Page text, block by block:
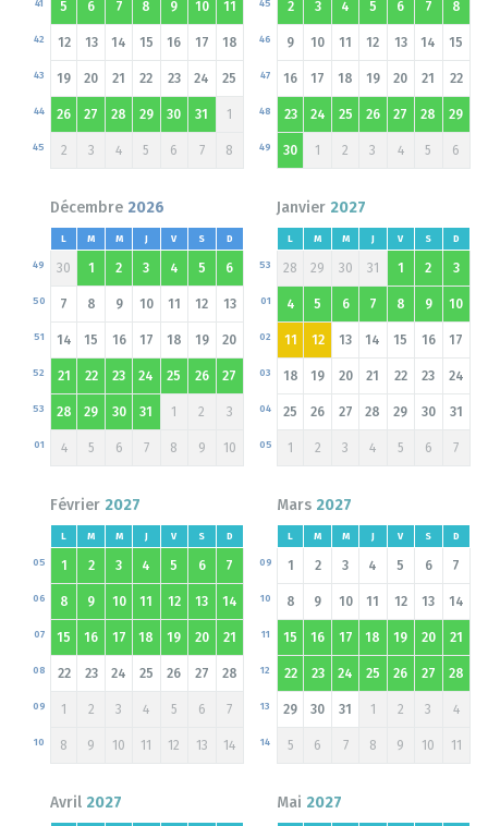
5
41 6 7 8 9 10 11
12
42 13 14 15 16 17 18
19
43 20 21 22 23 24 25
26
44 27 28 29 30 31 1
2
45 3 4 5 6 7 8
2
45 3 4 5 6 7 8
9
46 10 11 12 13 14 15
16
47 17 18 19 20 21 22
23
48 24 25 26 27 28 29
30
49 1 2 3 4 5 6
Décembre 2026
L M M J V S D
30
49 1 2 3 4 5 6
7
50 8 9 10 11 12 13
14
51 15 16 17 18 19 20
21
52 22 23 24 25 26 27
28
53 29 30 31 1 2 3
4
01 5 6 7 8 9 10
Janvier 2027
L M M J V S D
28
53 29 30 31 1 2 3
4
01 5 6 7 8 9 10
11
02 12 13 14 15 16 17
18
03 19 20 21 22 23 24
25
04 26 27 28 29 30 31
1
05 2 3 4 5 6 7
Février 2027
L M M J V S D
1
05 2 3 4 5 6 7
8
06 9 10 11 12 13 14
15
07 16 17 18 19 20 21
22
08 23 24 25 26 27 28
1
09 2 3 4 5 6 7
8
10 9 10 11 12 13 14
Mars 2027
L M M J V S D
1
09 2 3 4 5 6 7
8
10 9 10 11 12 13 14
15
11 16 17 18 19 20 21
22
12 23 24 25 26 27 28
29
13 30 31 1 2 3 4
5
14 6 7 8 9 10 11
Avril 2027 Mai 2027